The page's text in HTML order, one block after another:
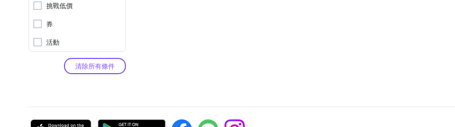
挑戰低價
券
活動
清除所有條件